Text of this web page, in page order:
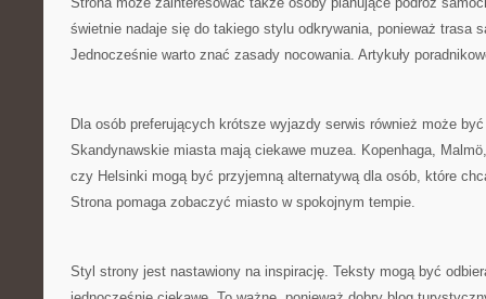
świetnie nadaje się do takiego stylu odkrywania, ponieważ trasa
Jednocześnie warto znać zasady nocowania. Artykuły
Dla osób preferujących krótsze wyjazdy serwis również może
Skandynawskie miasta mają ciekawe muzea. Kopenhaga,
czy Helsinki mogą być przyjemną alternatywą dla osób, które
Strona pomaga zobaczyć miasto w spokojnym tempie.
Styl strony jest nastawiony na inspirację. Teksty mogą być